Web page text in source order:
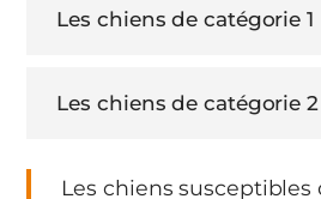
Les chiens susceptibles
Les chiens de catégorie 1
Les chiens de catégorie 2